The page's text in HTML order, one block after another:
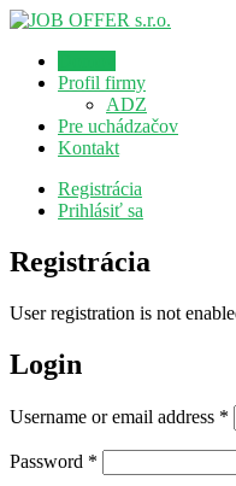
Profil firmy
ADZ
Pre uchádzačov
Kontakt
Registrácia
Prihlásiť sa
Registrácia
User registration is not
Login
Username or email address *
Password *